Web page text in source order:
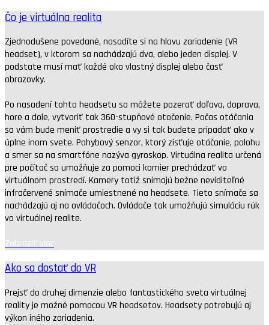
Čo je virtuálna realita
Zjednodušene povedané, nasadíte si na hlavu zariadenie (VR
headset), v ktorom sa nachádzajú dva, alebo jeden displej. V
podstate musí mať každé oko vlastný displej alebo časť
obrazovky.
Po nasadení tohto headsetu sa môžete pozerať doľava, doprava,
hore a dole, vytvoriť tak 360-stupňové otočenie. Počas otáčania
sa vám bude meniť prostredie a vy si tak budete pripadať ako v
úplne inom svete. Pohybový senzor, ktorý zisťuje otáčanie, polohu
a smer sa na smartfóne nazýva gyroskop. Virtuálna realita určená
pre počítač sa umožňuje za pomoci kamier prechádzať vo
virtuálnom prostredí. Kamery totiž snímajú bežne neviditeľné
infračervené snímače umiestnené na headsete. Tieto snímače sa
nachádzajú aj na ovládačoch. Ovládače tak umožňujú simuláciu rúk
vo virtuálnej realite.
Zobraziť viac
Ako sa dostať do VR
Prejsť do druhej dimenzie alebo fantastického sveta virtuálnej
reality je možné pomocou VR headsetov. Headsety potrebujú aj
výkon iného zariadenia.